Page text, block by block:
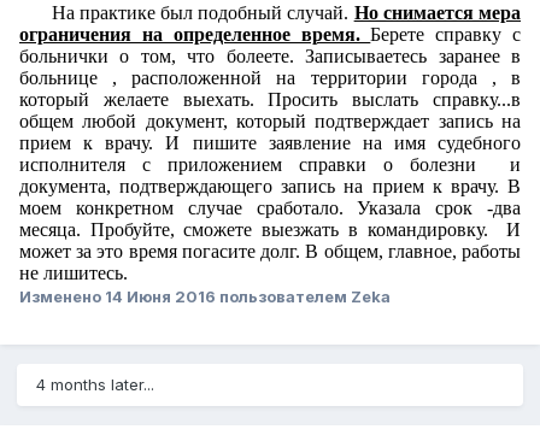
очень хочу, но не могу)) За кредитами более не
обращался, но кредитная история теперь
УВЫ...Удерживают с ЗП, пожалуйста, но запрет лишит
меня этой работы. Замкнутый круг.
Уважаемые товарищи, кто может посоветовать порядок
возможных действий или оказать юридическую помощь?
Заранее благодарю. Дмитрий.
На практике был подобный случай. Но снимается мера
ограничения на определенное время.Берете справку с
больнички о том, что болеете. Записываетесь заранее в
больнице , расположенной на территории города , в
который желаете выехать. Просить выслать справку...в
общем любой документ, который подтверждает запись на
прием к врачу. И пишите заявление на имя судебного
исполнителя с приложением справки о болезни и
документа, подтверждающего запись на прием к врачу. В
моем конкретном случае сработало. Указала срок -два
месяца. Пробуйте, сможете выезжать в командировку. И
может за это время погасите долг. В общем, главное, работы
не лишитесь.
Изменено 14 Июня 2016 пользователем Zeka
4 months later...